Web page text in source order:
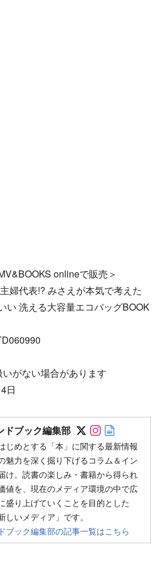
onlineで販売＞
婦代表!? みさえが本気で考えた
い 洗える大容量エコバッグBOOK
がない場合があります
日
ドブック編集部 Follow on
Follow on
じめとする「本」に関する最新情報
魅力を深く掘り下げるコラム＆イン
け。読書の楽しみ・書籍から得られ
値を、現在のメディア環境の中で広
盛り上げていくことを目的とした
しいメディア」です。
ブック編集部の記事一覧はこちら